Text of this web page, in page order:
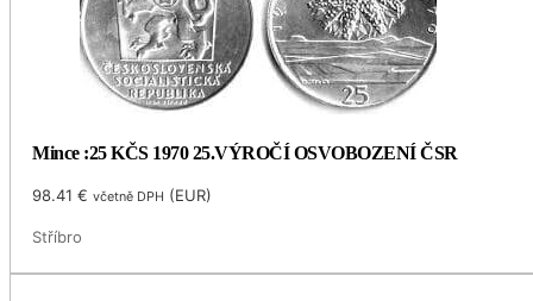
Mince :25 KČS 1970 25.VÝROČÍ OSVOBOZENÍ ČSR
98.41€ včetně DPH (EUR)
Stříbro